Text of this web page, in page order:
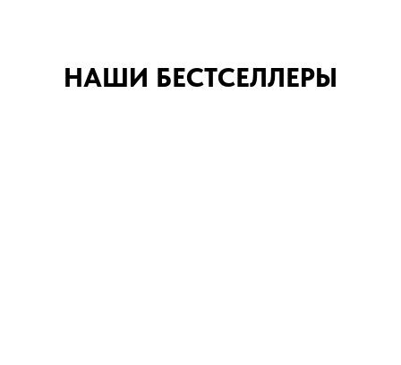
НАШИ БЕСТСЕЛЛЕРЫ